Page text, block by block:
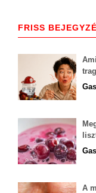
FRISS
a
A